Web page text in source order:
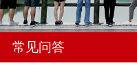
常见问答